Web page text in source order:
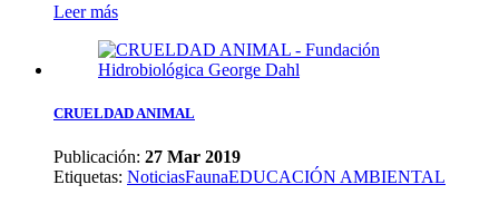
Leer más
CRUELDAD ANIMAL
Publicación: 27 Mar 2019
Etiquetas: NoticiasFaunaEDUCACIÓN AMBIENTAL